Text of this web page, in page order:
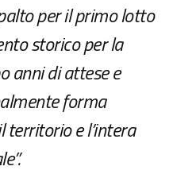
per il primo lotto
storico per la
anni di attese e
forma
territorio e l’intera